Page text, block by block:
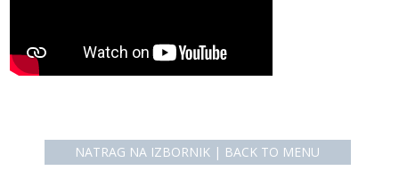
NATRAG NA IZBORNIK | BACK TO MENU